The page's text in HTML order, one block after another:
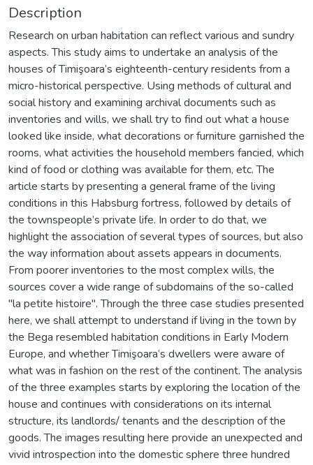
Description
Research on urban habitation can reflect various and sundry
aspects. This study aims to undertake an analysis of the
houses of Timişoara’s eighteenth-century residents from a
micro-historical perspective. Using methods of cultural and
social history and examining archival documents such as
inventories and wills, we shall try to find out what a house
looked like inside, what decorations or furniture garnished the
rooms, what activities the household members fancied, which
kind of food or clothing was available for them, etc. The
article starts by presenting a general frame of the living
conditions in this Habsburg fortress, followed by details of
the townspeople’s private life. In order to do that, we
highlight the association of several types of sources, but also
the way information about assets appears in documents.
From poorer inventories to the most complex wills, the
sources cover a wide range of subdomains of the so-called
"la petite histoire". Through the three case studies presented
here, we shall attempt to understand if living in the town by
the Bega resembled habitation conditions in Early Modern
Europe, and whether Timişoara’s dwellers were aware of
what was in fashion on the rest of the continent. The analysis
of the three examples starts by exploring the location of the
house and continues with considerations on its internal
structure, its landlords/ tenants and the description of the
goods. The images resulting here provide an unexpected and
vivid introspection into the domestic sphere three hundred